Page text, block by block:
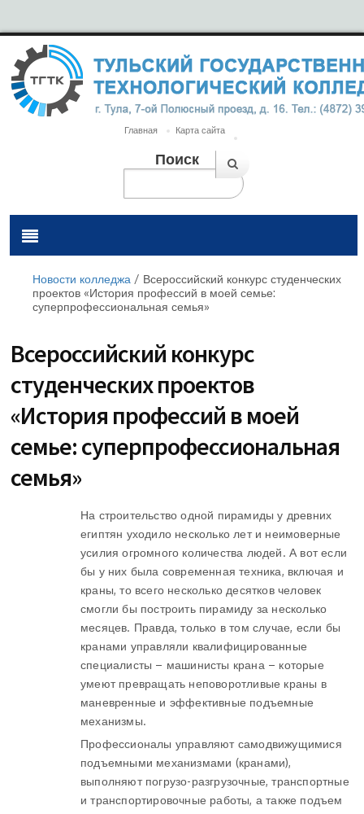
Главная Карта сайта
Поиск
Новости колледжа / Всероссийский конкурс студенческих
проектов «История профессий в моей семье:
суперпрофессиональная семья»
Всероссийский конкурс
студенческих проектов
«История профессий в моей
семье: суперпрофессиональная
семья»
На строительство одной пирамиды у древних
египтян уходило несколько лет и неимоверные
усилия огромного количества людей. А вот если
бы у них была современная техника, включая и
краны, то всего несколько десятков человек
смогли бы построить пирамиду за несколько
месяцев. Правда, только в том случае, если бы
кранами управляли квалифицированные
специалисты – машинисты крана – которые
умеют превращать неповоротливые краны в
маневренные и эффективные подъемные
механизмы.
Профессионалы управляют самодвижущимися
подъемными механизмами (кранами),
выполняют погрузо-разгрузочные, транспортные
и транспортировочные работы, а также подъем